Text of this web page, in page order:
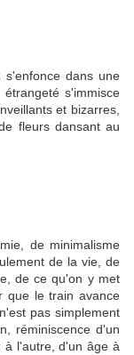
dans une
s'immisce
et bizarres,
fleurs dansant au
de minimalisme
de la vie, de
de ce qu'on y met
que le train avance
pas simplement
réminiscence d'un
à l'autre, d'un âge à